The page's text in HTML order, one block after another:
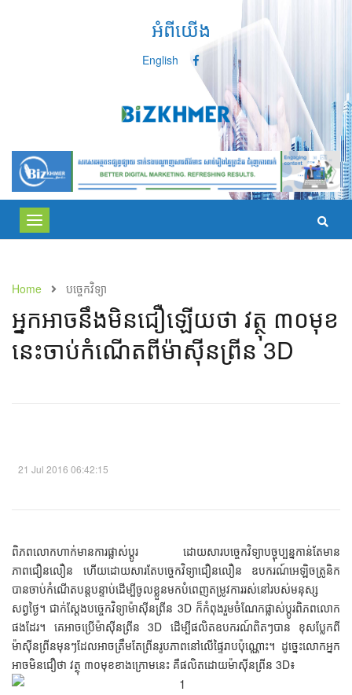
អំពីយើង
English
Toggle
navigation
Home បច្ចេកវិទ្យា
​អ្នក​អាច​នឹង​មិន​ជឿ​ឡើយ​ថា វត្ថុ ៣០មុខ​
នេះ​ចាប់កំណើត​ពី​ម៉ាស៊ីន​ព្រីន 3D​
21 Jul 2016 06:42:15
ពិភពលោកហាក់មានការផ្លាស់ប្ដូរ ដោយសារបច្ចេកវិទ្យាបច្ចុប្បន្នកាន់តែមាន
ភាពជឿនលឿន ហើយដោយសារតែបច្ចេកវិទ្យាជឿនលឿន ឧបករណ៍អេឡិចត្រូនិក
បានចាប់កំណើតបន្តបន្ទាប់ដើម្បីចូលខ្លួនមកបំពេញតម្រូវការរស់នៅរបស់មនុស្ស
សព្វថ្ងៃ។ ជាក់ស្ដែងបច្ចេកវិទ្យាម៉ាស៊ីនព្រីន 3D ក៏កំពុងរួមចំណែកផ្លាស់ប្ដូរពិភពលោក
ផងដែរ។ គេអាចប្រើម៉ាស៊ីនព្រីន 3D ដើម្បីផលិតឧបករណ៍ពិតៗបាន ខុសប្លែកពី
ម៉ាស៊ីនព្រីនមុនៗដែលអាចត្រឹមតែព្រីនរូបភាពនៅលើផ្ទៃរាបប៉ុណ្ណោះ។ ដូច្នេះលោកអ្នក
អាចមិនជឿថា វត្ថុ ៣០មុខខាងក្រោមនេះ គឺផលិតដោយម៉ាស៊ីនព្រីន 3D៖